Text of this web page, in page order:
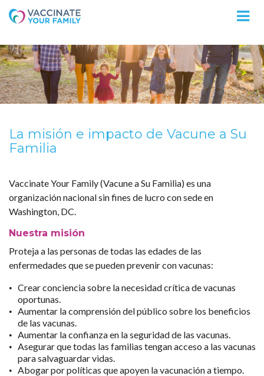
Logo
La misión e impacto de Vacune a Su
Familia
Vaccinate Your Family (Vacune a Su Familia) es una
organización nacional sin fines de lucro con sede en
Washington, DC.
Nuestra misión
Proteja a las personas de todas las edades de las
enfermedades que se pueden prevenir con vacunas:
Crear conciencia sobre la necesidad crítica de vacunas
oportunas.
Aumentar la comprensión del público sobre los beneficios
de las vacunas.
Aumentar la confianza en la seguridad de las vacunas.
Asegurar que todas las familias tengan acceso a las vacunas
para salvaguardar vidas.
Abogar por políticas que apoyen la vacunación a tiempo.